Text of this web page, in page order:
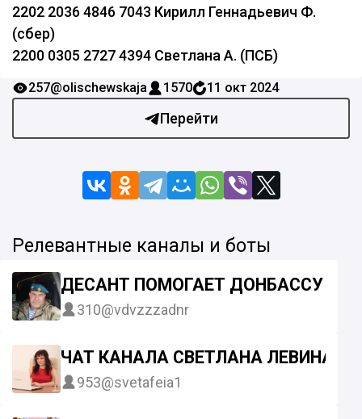
2202 2036 4846 7043 Кирилл Геннадьевич Ф.
(сбер)
2200 0305 2727 4394 Светлана А. (ПСБ)
Перейти
257@olischewskaja 1570 11 окт 2024
Релевантные каналы и боты
ДЕСАНТ ПОМОГАЕТ ДОНБАССУ
310@vdvzzzadnr
ЧАТ КАНАЛА СВЕТЛАНА ЛЕВИНА
953@svetafeia1